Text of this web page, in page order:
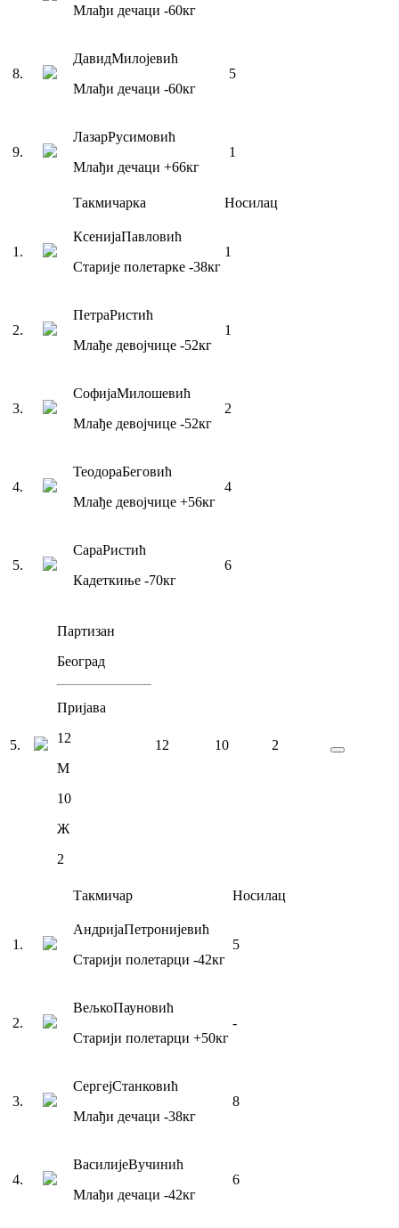
Млађи дечаци -60кг
8.
ДавидМилојевић
Млађи дечаци -60кг
5
9.
ЛазарРусимовић
Млађи дечаци +66кг
1
Такмичарка Носилац
1 .
КсенијаПавловић
Старије полетарке -38кг
1
2.
ПетраРистић
Млађе девојчице -52кг
1
3.
СофијаМилошевић
Млађе девојчице -52кг
2
4.
ТеодораБеговић
Млађе девојчице +56кг
4
5.
СараРистић
Кадеткиње -70кг
6
5.
Партизан
Београд
Пријава
12
М
10
Ж
2
12 10 2
Такмичар Носилац
1 .
АндријаПетронијевић
Старији полетарци -42кг
5
2.
ВељкоПауновић
Старији полетарци +50кг
-
3.
СергејСтанковић
Млађи дечаци -38кг
8
4.
ВасилијеВучинић
Млађи дечаци -42кг
6